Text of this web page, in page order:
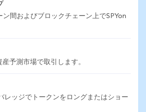
ン間およびブロックチェーン上でSPYon
予測市場で取引します。
レッジでトークンをロングまたはショー